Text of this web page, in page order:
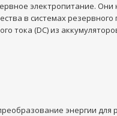
электропитание.
в системах
(DC) из
энергии